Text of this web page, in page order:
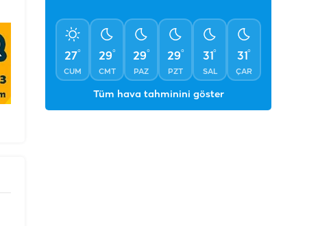
27°
CUM
29°
CMT
29°
PAZ
29°
PZT
31°
SAL
31°
ÇAR
Tüm hava tahminini göster